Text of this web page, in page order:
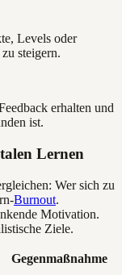
Levels oder
steigern.
erhalten und
ist.
Lernen
Wer sich zu
Burnout.
Motivation.
Ziele.
Gegenmaßnahme